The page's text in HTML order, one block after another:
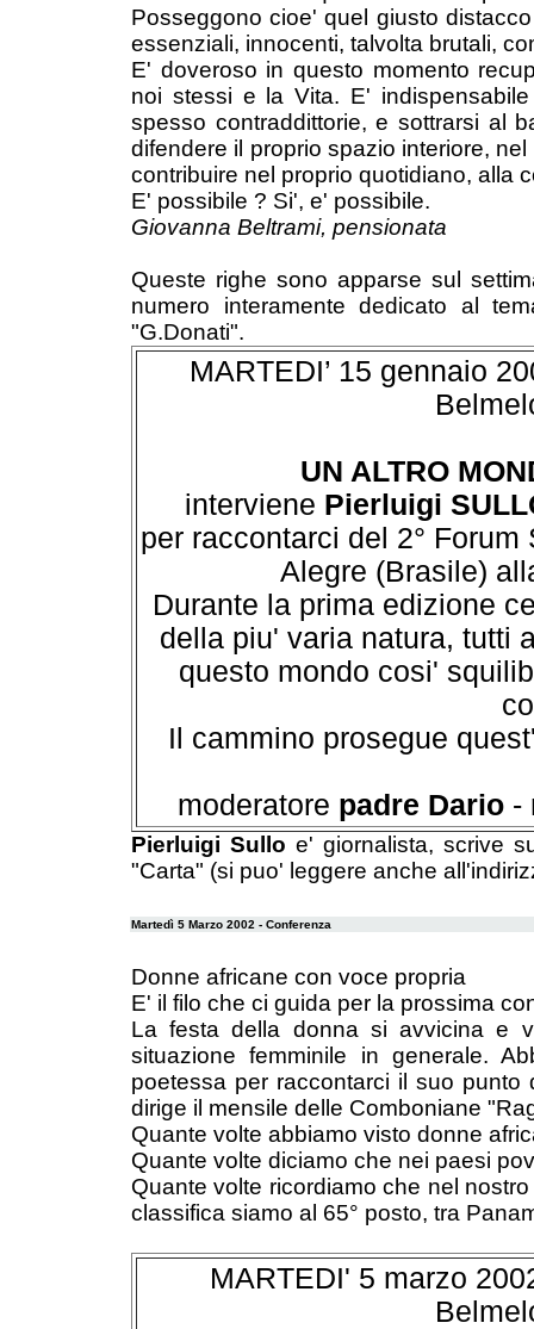
Posseggono cioe' quel giusto
essenziali, innocenti, talvolta brutali,
E' doveroso in questo momento
noi stessi e la Vita. E'
spesso contraddittorie, e sottrarsi al
difendere il proprio spazio interiore,
contribuire nel proprio quotidiano, alla
E' possibile ? Si', e' possibile.
Giovanna Beltrami, pensionata
Queste righe sono apparse sul
numero interamente dedicato al
"G.Donati".
MARTEDI’ 15 gennaio
UN ALTRO
interviene Pierluigi
per raccontarci del 2°
Alegre (Brasile)
Durante la prima edizione
della piu' varia natura, tutti
questo mondo cosi'
Il cammino prosegue
moderatore padre Dario -
Pierluigi Sullo e' giornalista, scrive
"Carta" (si puo' leggere anche
Martedì 5 Marzo 2002 - Conferenza
Donne africane con voce propria
E' il filo che ci guida per la prossima
La festa della donna si avvicina e
situazione femminile in generale.
poetessa per raccontarci il suo
dirige il mensile delle Comboniane
Quante volte abbiamo visto donne
Quante volte diciamo che nei paesi
Quante volte ricordiamo che nel
classifica siamo al 65° posto, tra
MARTEDI' 5 marzo